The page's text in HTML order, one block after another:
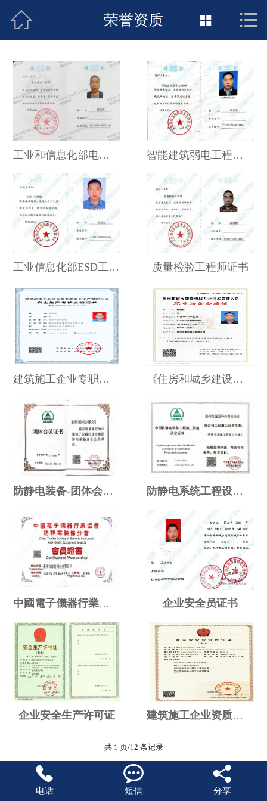
 接地工程首页
新闻动态
工程施工
荣誉资质
案例展示
联络惠发
 荣誉资质  
工业和信息化部电磁兼容工程师证书｜段进成 EMC/ESD 接地专业资质介绍 智能建筑弱电工程师证书
工业信息化部ESD工程师证书 质量检验工程师证书
建筑施工企业专职安全生产管理人员 《住房和城乡建设领域专业技术管理人员职业培训合格证书》-施工员
防静电装备-团体会员证书 防静电系统工程设计与施工资格认定书
中國電子儀器行業協會防静電裝備分會-会员证书 企业安全员证书
企业安全生产许可证 建筑施工企业资质证书
共 1 页/12 条记录

电话

短信

分享